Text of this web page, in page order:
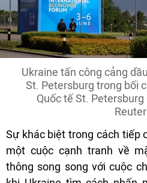
Ukraine tấn công cảng
St. Petersburg trong bối
Quốc tế St.
Sự khác biệt trong cách tiếp
một cuộc cạnh tranh về
thông song song với cuộc